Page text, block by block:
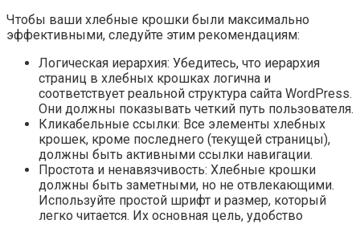
Чтобы ваши хлебные крошки были максимально
эффективными, следуйте этим рекомендациям:
Логическая иерархия: Убедитесь, что иерархия
страниц в хлебных крошках логична и
соответствует реальной структура сайта WordPress.
Они должны показывать четкий путь пользователя.
Кликабельные ссылки: Все элементы хлебных
крошек, кроме последнего (текущей страницы),
должны быть активными ссылки навигации.
Простота и ненавязчивость: Хлебные крошки
должны быть заметными, но не отвлекающими.
Используйте простой шрифт и размер, который
легко читается. Их основная цель, удобство